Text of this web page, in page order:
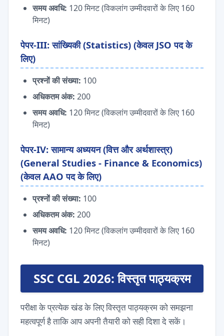
समय अवधि: 120 मिनट (विकलांग उम्मीदवारों के लिए 160
मिनट)
पेपर-III: सांख्यिकी (Statistics) (केवल JSO पद के
लिए)
प्रश्नों की संख्या: 100
अधिकतम अंक: 200
समय अवधि: 120 मिनट (विकलांग उम्मीदवारों के लिए 160
मिनट)
पेपर-IV: सामान्य अध्ययन (वित्त और अर्थशास्त्र)
(General Studies - Finance & Economics)
(केवल AAO पद के लिए)
प्रश्नों की संख्या: 100
अधिकतम अंक: 200
समय अवधि: 120 मिनट (विकलांग उम्मीदवारों के लिए 160
मिनट)
SSC CGL 2026: विस्तृत पाठ्यक्रम
परीक्षा के प्रत्येक खंड के लिए विस्तृत पाठ्यक्रम को समझना
महत्वपूर्ण है ताकि आप अपनी तैयारी को सही दिशा दे सकें।